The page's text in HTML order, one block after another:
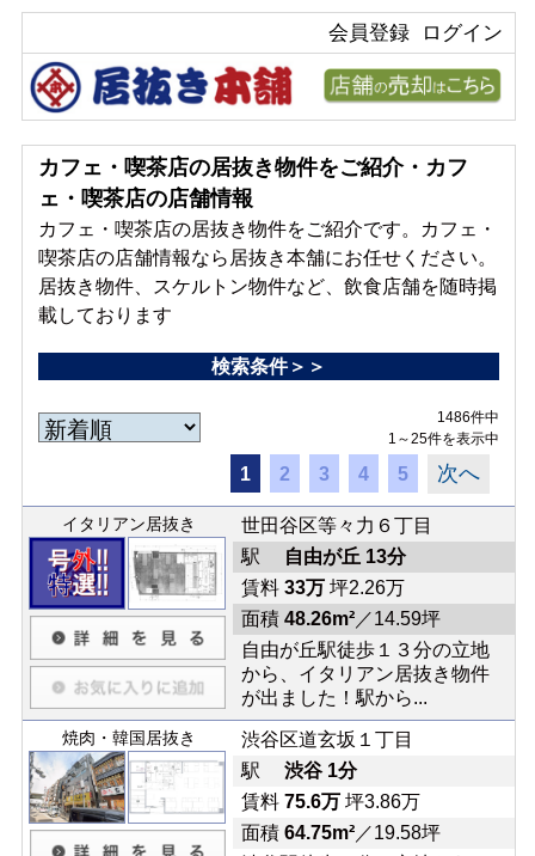
ログイン
会員登録
カフェ・喫茶店の居抜き物件をご紹介・カフ
ェ・喫茶店の店舗情報
カフェ・喫茶店の居抜き物件をご紹介です。カフェ・
喫茶店の店舗情報なら居抜き本舗にお任せください。
居抜き物件、スケルトン物件など、飲食店舗を随時掲
載しております
検索条件＞＞
1486件中
1～25件を表示中
1 2 3 4 5 次へ
イタリアン居抜き
世田谷区等々力６丁目
駅
自由が丘 13分
賃料 33万坪2.26万
面積 48.26m²／14.59坪
自由が丘駅徒歩１３分の立地
から、イタリアン居抜き物件
が出ました！駅から...
焼肉・韓国居抜き
渋谷区道玄坂１丁目
駅 渋谷 1分
賃料 75.6万坪3.86万
面積 64.75m²／19.58坪